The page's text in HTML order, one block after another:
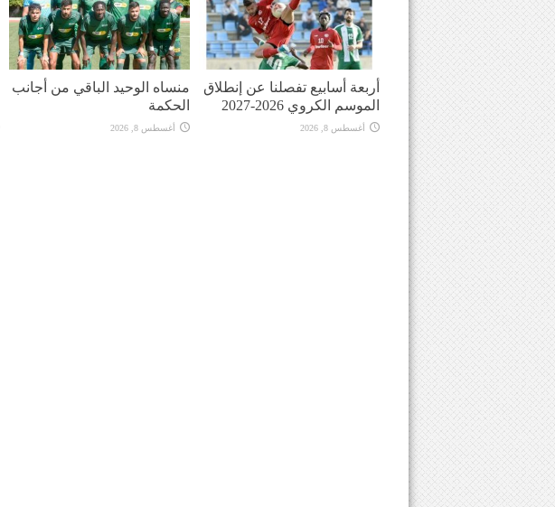
أربعة أسابيع تفصلنا عن إنطلاق
الموسم الكروي 2026-2027
أغسطس 8, 2026
منساه الوحيد الباقي من أجانب
الحكمة
أغسطس 8, 2026